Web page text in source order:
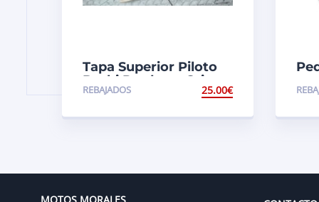
Tapa Superior Piloto
Derbi Predator Gris
REBAJADOS 25.00€
MOTOS MORALES